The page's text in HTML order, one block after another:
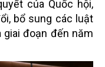
của Quốc hội,
bổ sung các luật
giai đoạn đến năm